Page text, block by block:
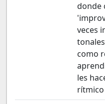
donde
veces
como
les